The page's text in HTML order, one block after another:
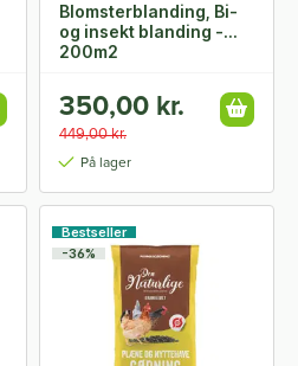
Blomsterblanding, Bi-
og insekt blanding -
200m2
350,00 kr.
449,00 kr.
På lager
Bestseller
-36%